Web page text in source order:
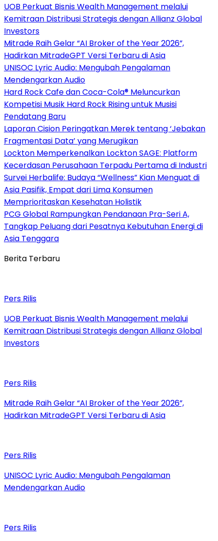
UOB Perkuat Bisnis Wealth Management melalui
Kemitraan Distribusi Strategis dengan Allianz Global
Investors
Mitrade Raih Gelar “AI Broker of the Year 2026”,
Hadirkan MitradeGPT Versi Terbaru di Asia
UNISOC Lyric Audio: Mengubah Pengalaman
Mendengarkan Audio
Hard Rock Cafe dan Coca-Cola® Meluncurkan
Kompetisi Musik Hard Rock Rising untuk Musisi
Pendatang Baru
Laporan Cision Peringatkan Merek tentang ‘Jebakan
Fragmentasi Data’ yang Merugikan
Lockton Memperkenalkan Lockton SAGE: Platform
Kecerdasan Perusahaan Terpadu Pertama di Industri
Survei Herbalife: Budaya “Wellness” Kian Menguat di
Asia Pasifik, Empat dari Lima Konsumen
Memprioritaskan Kesehatan Holistik
PCG Global Rampungkan Pendanaan Pra-Seri A,
Tangkap Peluang dari Pesatnya Kebutuhan Energi di
Asia Tenggara
Berita Terbaru
Pers Rilis
UOB Perkuat Bisnis Wealth Management melalui
Kemitraan Distribusi Strategis dengan Allianz Global
Investors
Pers Rilis
Mitrade Raih Gelar “AI Broker of the Year 2026”,
Hadirkan MitradeGPT Versi Terbaru di Asia
Pers Rilis
UNISOC Lyric Audio: Mengubah Pengalaman
Mendengarkan Audio
Pers Rilis